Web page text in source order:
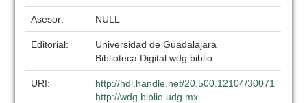
Asesor: NULL
Editorial:
Universidad de Guadalajara
Biblioteca Digital wdg.biblio
URI:
http://hdl.handle.net/20.500.12104/30071
http://wdg.biblio.udg.mx